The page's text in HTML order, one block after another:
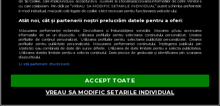
VEDETE
Johny Romano, scos din sărite în timp ce se afla
la cumpărături! Ce i-a o spus femeie după ce
artistul nu i-a răspuns: “Nu bagi…”
de tip Cookie, care implica inclusiv acceptul dvs. cu privire la stocarea/accesarea informatiilor de catre Vendor-ii
cu care colaboram. Prin click pe “VREAU SA MODIFIC SETARILE INDIVIDUAL” puteti schimba preferintele
in mod individual, mai putin cele legate de cookie strict necesare pentru functionarea website-ului.
Atât noi, cât și partenerii noștri prelucrăm datele pentru a oferi:
Măsurarea performanței reclamelor. Dezvoltarea și îmbunătățirea serviciilor. Stocarea și/sau accesarea
informațiilor de pe un dispozitiv. Utilizarea profilurilor pentru selectarea conținutului personalizat. Crearea
profilurilor de conținut personalizat. Utilizarea profilurilor pentru selectarea publicității personalizate. Crearea
profilurilor pentru publicitate personalizată. Măsurarea performanței conținutului. Înțelegerea publicului prin
statistici sau combinații de date din surse diferite. Utilizarea de date limitate pentru a selecta publicitatea.
Utilizarea datelor limitate pentru a selecta conținutul. Date precise de geolocație și identificarea prin scanarea
dispozitivului.
Listă parteneri (furnizori)
ACCEPT TOATE
VREAU SA MODIFIC SETARILE INDIVIDUAL